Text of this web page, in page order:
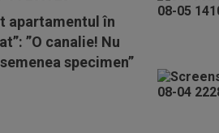
apartamentul în
”O canalie! Nu
specimen”